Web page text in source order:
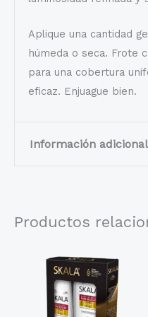
Aplique una cantidad
húmeda o seca. Frote
para una cobertura
eficaz. Enjuague bien.
Información adicional
Productos